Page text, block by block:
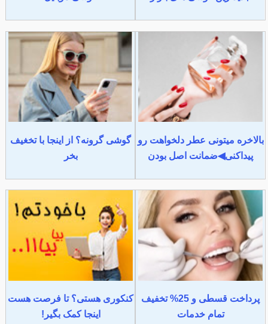
بالاخره میتونی عطر دلخواهت رو
پیداکنی◀ضمانت اصل بودن
گوشی گرونه؟ از اینجا با تخغیف
بخر
پرداخت قسطی و 25% تخفیف
تمام خدمات
کنکوری هستی؟ تا فرصت هست
اینجا کمک بگیر!